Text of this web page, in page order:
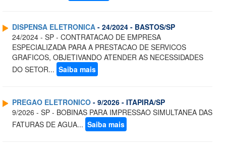
DISPENSA ELETRONICA - 24/2024 - BASTOS/SP
24/2024 - SP - CONTRATACAO DE EMPRESA
ESPECIALIZADA PARA A PRESTACAO DE SERVICOS
GRAFICOS, OBJETIVANDO ATENDER AS NECESSIDADES
DO SETOR... Saiba mais
PREGAO ELETRONICO - 9/2026 - ITAPIRA/SP
9/2026 - SP - BOBINAS PARA IMPRESSAO SIMULTANEA DAS
FATURAS DE AGUA... Saiba mais